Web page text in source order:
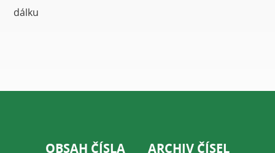
dálku
OBSAH ČÍSLA ARCHIV ČÍSEL